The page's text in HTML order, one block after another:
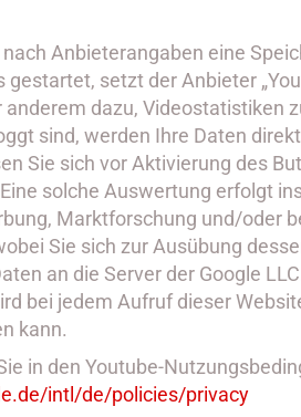
Anbieterangaben eine
setzt der Anbieter
dazu,
sind, werden Ihre Daten
Sie sich vor Aktivierung des
solche Auswertung erfolgt
Marktforschung und/oder
Sie sich zur Ausübung
an die Server der Google
bei jedem Aufruf dieser
kann.
in den Youtube-
/intl /de/policies/privacy